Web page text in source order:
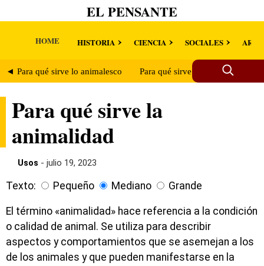
EL PENSANTE
HOME HISTORIA CIENCIA SOCIALES
◄ Para qué sirve lo animalesco Para qué sirve el animalismo ►
Para qué sirve la
animalidad
Usos - julio 19, 2023
Texto: Pequeño Mediano Grande
El término «animalidad» hace referencia a la condición
o calidad de animal. Se utiliza para describir
aspectos y comportamientos que se asemejan a los
de los animales y que pueden manifestarse en la